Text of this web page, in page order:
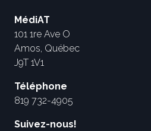
MédiAT
101 1re Ave O
Amos, Québec
J9T 1V1
Téléphone
819 732-4905
Suivez-nous!